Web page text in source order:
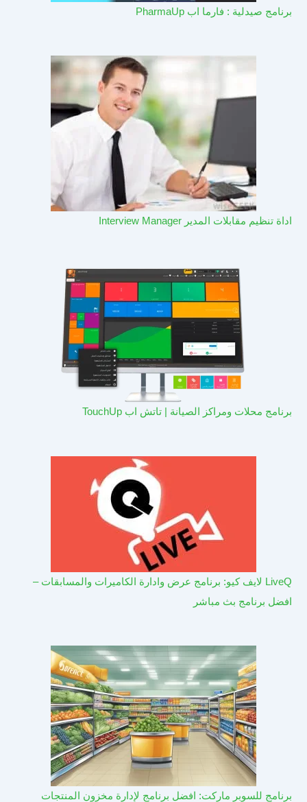
برنامج صيدلية : فارما اب PharmaUp​
اداة تنظيم مقابلات المدير Interview Manager
برنامج محلات ومراكز الصيانة | تاتش اب TouchUp
LiveQ لايف كيو: برنامج عرض وادارة الكاميرات والمسابقات –
افضل برنامج بث مباشر
برنامج للسوبر ماركت: افضل برنامج لإدارة مخزون المنتجات